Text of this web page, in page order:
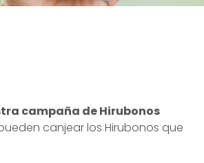
campaña de Hirubonos
canjear los Hirubonos que